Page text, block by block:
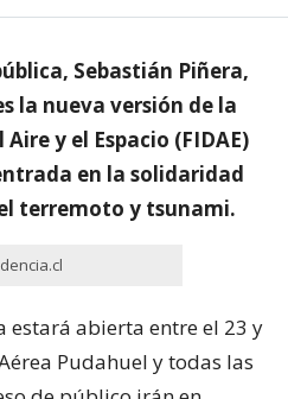
Sebastián Piñera,
la nueva versión de la
y el Espacio (FIDAE)
en la solidaridad
terremoto y tsunami.
estará abierta entre el 23 y
Pudahuel y todas las